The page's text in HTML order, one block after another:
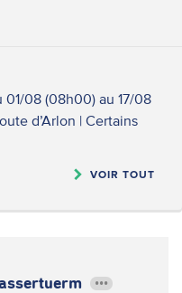
01/08 (08h00) au 17/08
d’Arlon | Certains
VOIR TOUT
•••